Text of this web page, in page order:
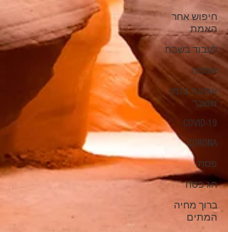
חיפוש אחר
האמת
לעבוד בשבת
אמונה
אמונה בזמן
משבר
COVID-19
CORONA
פסח
חג פסח
ברוך מחיה
המתים